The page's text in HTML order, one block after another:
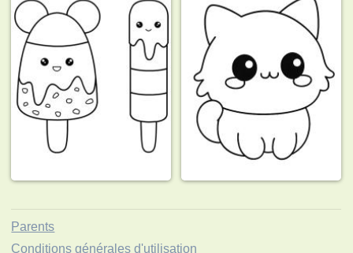
Parents
Conditions générales d'utilisation